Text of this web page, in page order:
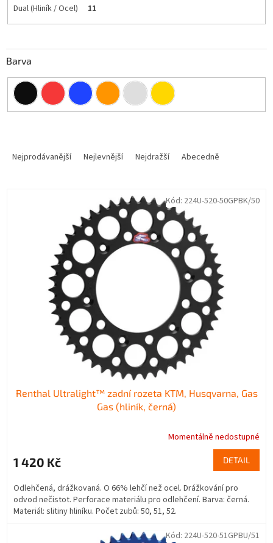
Dual (Hliník / Ocel) 11
Barva
Nejprodávanější Nejlevnější Nejdražší Abecedně
Renthal Ultralight™ zadní rozeta KTM, Husqvarna, Gas
Gas (hliník, černá)
Momentálně nedostupné
1 420 Kč DETAIL
Odlehčená, drážkovaná. O 66% lehčí než ocel. Drážkování pro
odvod nečistot. Perforace materiálu pro odlehčení. Barva: černá.
Materiál: slitiny hliníku. Počet zubů: 50, 51, 52.
Kód: 224U-520-50GPBK/50
Kód: 224U-520-51GPBU/51